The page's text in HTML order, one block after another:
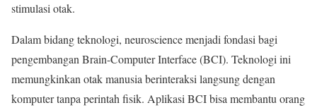
stimulasi otak.
Dalam bidang teknologi, neuroscience menjadi fondasi bagi
pengembangan Brain-Computer Interface (BCI). Teknologi ini
memungkinkan otak manusia berinteraksi langsung dengan
komputer tanpa perintah fisik. Aplikasi BCI bisa membantu orang